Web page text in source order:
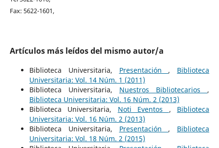
Fax: 5622-1601,
Artículos más leídos del mismo autor/a
Biblioteca Universitaria, Presentación , Biblioteca
Universitaria: Vol. 14 Núm. 1 (2011)
Biblioteca Universitaria, Nuestros Bibliotecarios ,
Biblioteca Universitaria: Vol. 16 Núm. 2 (2013)
Biblioteca Universitaria, Noti Eventos , Biblioteca
Universitaria: Vol. 16 Núm. 2 (2013)
Biblioteca Universitaria, Presentación , Biblioteca
Universitaria: Vol. 18 Núm. 2 (2015)